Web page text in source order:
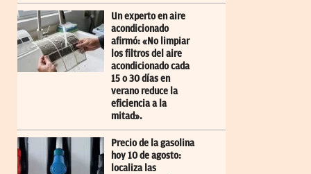
Un experto en aire
acondicionado
afirmó: «No limpiar
los filtros del aire
acondicionado cada
15 o 30 días en
verano reduce la
eficiencia a la
mitad».
Precio de la gasolina
hoy 10 de agosto:
localiza las